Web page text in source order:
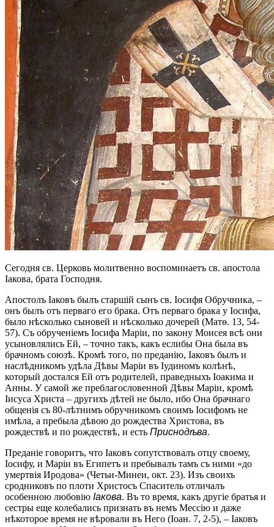
Сегодня св. Церковь молитвенно воспоминаетъ св. апостола
Іакова, брата Господня.
Апостолъ Іаковъ былъ старшій сынъ св. Іосифя Обручника, –
онъ былъ отъ перваго его брака. Отъ перваго брака у Іосифа,
было нѣсколько сыновей и нѣсколько дочерей (Матѳ. 13, 54-
57). Съ обрученіемъ Іосифа Маріи, по закону Моисея всѣ они
усыновлялись Ей, – точно такъ, какъ еслибы Она была въ
брачномъ союзѣ. Кромѣ того, по преданію, Іаковъ былъ и
наслѣдникомъ удѣла Дѣвы Маріи въ Іудиномъ колѣнѣ,
который достался Ей отъ родителей, праведныхъ Іоакима и
Анны. У самой же преблагословенной Дѣвы Маріи, кромѣ
Іисуса Христа – другихъ дѣтей не было, ибо Она брачнаго
общенія съ 80-лѣтнимъ обручникомъ своимъ Іосифомъ не
имѣла, а пребыла дѣвою до рождества Христова, въ
рождествѣ и по рождествѣ, и есть Приснодѣва.
Преданіе говоритъ, что Іаковъ сопутствовалъ отцу своему,
Іосифу, и Маріи въ Египетъ и пребывалъ тамъ съ ними «до
умертвія Иродова» (Четьи-Минеи, окт. 23). Изъ своихъ
сродниковъ по плоти Христосъ Спаситель отличалъ
особенною любовію Іакова. Въ то время, какъ другіе братья и
сестры еще колебались признать въ немъ Мессію и даже
нѣкоторое время не вѣровали въ Него (Іоан. 7, 2-5), – Іаковъ